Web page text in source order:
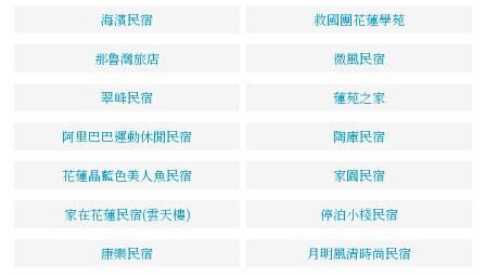
海濱民宿 救國團花蓮學苑
那魯灣旅店 微風民宿
翠峰民宿 蓮苑之家
阿里巴巴運動休閒民宿 陶庫民宿
花蓮晶藍色美人魚民宿 家園民宿
家在花蓮民宿(雲天樓) 停泊小棧民宿
康樂民宿 月明風清時尚民宿